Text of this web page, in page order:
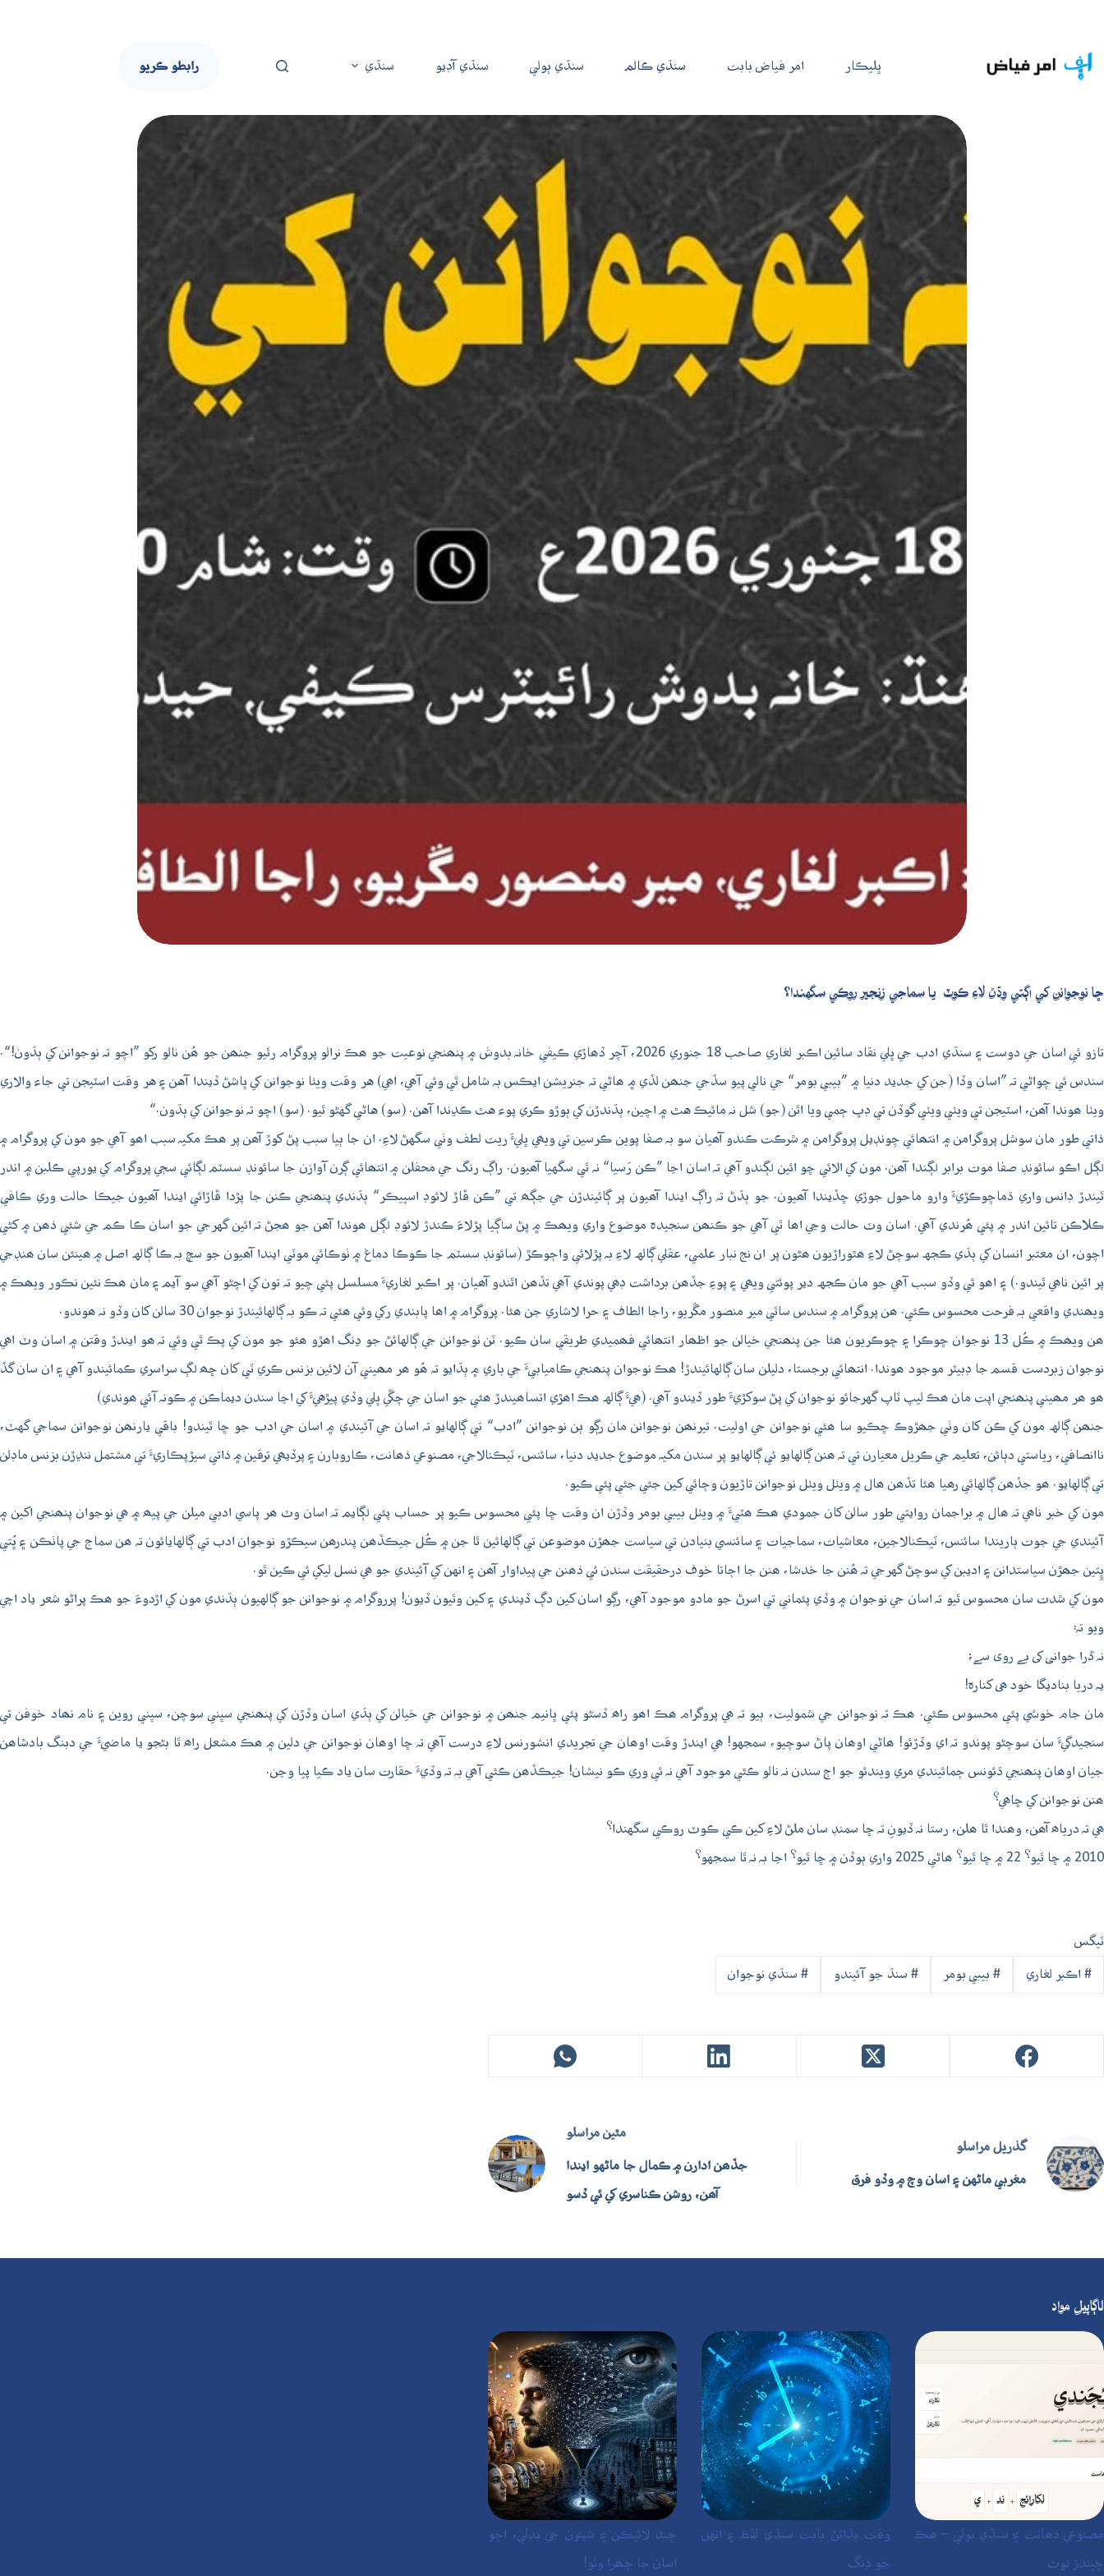
content
ڀليڪار امر فياض بابت سنڌي ڪالم سنڌي ٻولي سنڌي آڊيو سنڌي رابطو ڪريو
ڇا نوجوانن کي اڳتي وڌڻ لاءِ ڪوٽ يا سماجي زنجير روڪي سگهندا؟
تازو ئي اسان جي دوست ۽ سنڌي ادب جي ڀلي نقاد سائين اڪبر لغاري صاحب 18 جنوري 2026، آچر ڏھاڙي ڪيفي خانہ بدوش ۾ پنھنجي نوعيت جو ھڪ نرالو پروگرام رٿيو جنھن جو ھُن نالو رکو ”اچو تہ نوجوانن کي ٻڌون!“.
سندس ئي چواڻي تہ ”اسان وڏا (جن کي جديد دنيا ۾ ”بيبي بومر“ جي نالي پيو سڏجي جنھن لڏي ۾ ھاڻي تہ جنريشن ايڪس بہ شامل ٿي وئي آھي، اھي) هر وقت ويٺا نوجوانن کي ڀاشڻ ڏيندا آهن ۽ هر وقت اسٽيجن تي جاء والاري
ويٺا ھوندا آھن، اسٽيجن تي ويٺي ويٺي گوڏن تي ڊڀ ڄمي ويا اٿن (جو) شل نہ مائيڪ هٿ ۾ اچين، ٻڌندڙن کي ٻوڙو ڪري پوء هٿ ڪڍندا آهن. (سو) هاڻي گهڻو ٿيو. (سو) اچو تہ نوجوانن کي ٻڌون.“
ذاتي طور مان سوشل پروگرامن ۾ انتھائي چونڊيل پروگرامن ۾ شرڪت ڪندو آھيان سو بہ صفا پوين ڪرسين تي ويھي ڀليءَ ريت لطف وٺي سگهڻ لاءِ. ان جا ٻيا سبب پڻ کوڙ آھن پر ھڪ مکيہ سبب اھو آھي جو مون کي پروگرام ۾
لڳل اڪو سائونڊ صفا موت برابر لڳندا آھن. مون کي الائي ڇو ائين لڳندو آھي تہ اسان اڃا ”ڪن رَسيا“ نہ ٿي سگهيا آھيون. راڳ رنگ جي محفلن ۾ انتھائي ڳرن آوازن جا سائونڊ سسٽم لڳائي سڄي پروگرام کي يورپي ڪلبن ۾ اندر
ٿيندڙ ڊانس واري ڌماچوڪڙيءَ وارو ماحول جوڙي ڇڏيندا آھيون. جو ٻڌڻ تہ راڳ ايندا آھيون پر ڳائيندڙن جي جڳھ تي ”ڪن ڦاڙ لائوڊ اسپيڪر“ ٻڌندي پنھنجي ڪنن جا پڙدا ڦاڙائي ايندا آھيون جيڪا حالت وري ڪافي
ڪلاڪن تائين اندر ۾ پئي ھُرندي آھي. اسان وٽ حالت وڃي اھا ٿي آھي جو ڪنھن سنجيدہ موضوع واري ويھڪ ۾ پڻ ساڳيا پڙلاءَ ڪندڙ لائوڊ لڳل ھوندا آھن جو ھجڻ تہ ائين گهرجي جو اسان ڪا ڪم جي شئي ذھن ۾ کڻي
اچون، ان معتبر انسان کي ٻڌي ڪجهہ سوچڻ لاءِ ھٿوراڙيون ھڻون پر ان نج نبار علمي، عقلي ڳالهہ لاءِ بہ پڙلائي واڄوڪڙ (سائونڊ سسٽم جا ڪوڪا دماغ ۾ ٺوڪائي موٽي ايندا آھيون جو سچ بہ ڪا ڳالهہ اصل ۾ ھينئن سان ھنڊجي
پر ائين ناھي ٿيندو.) ۽ اھو ئي وڏو سبب آھي جو مان ڪجهہ دير پوئتي ويھي ۽ پوءِ جڏھن برداشت ڊھي پوندي آھي تڏھن اٿندو آھيان. پر اڪبر لغاريءَ مسلسل پئي چيو تہ تون کي اچڻو آھي سو آيم ۽ مان ھڪ نئين نڪور ويھڪ ۾
ويھندي واقعي بہ فرحت محسوس ڪئي. ھن پروگرام ۾ سندس ساٿي مير منصور مڱريو، راجا الطاف ۽ حرا لاشاري جن ھئا. پروگرام ۾ اھا پابندي رکي وئي ھئي تہ ڪو بہ ڳالهائيندڙ نوجوان 30 سالن کان وڏو نہ ھوندو.
ھن ويھڪ ۾ ڪُل 13 نوجوان ڇوڪرا ۽ ڇوڪريون ھئا جن پنھنجي خيالن جو اظھار انتھائي فھميدي طريقي سان ڪيو. ٽن نوجوانن جي ڳالهائڻ جو ڍنگ اھڙو ھئو جو مون کي پڪ ٿي وئي تہ ھو ايندڙ وقتن ۾ اسان وٽ اھي
نوجوان زبردست قسم جا ڊبيٽر موجود ھوندا. انتھائي برجستا، دليلن سان ڳالهائيندڙ! ھڪ نوجوان پنھنجي ڪاميابيءَ جي باري ۾ ٻڌايو تہ ھُو ھر مھيني آن لائين بزنس ڪري ٽي کان ڇھ لڳ سراسري ڪمائيندو آھي ۽ ان سان گڏ
ھو ھر مھيني پنھنجي اپت مان ھڪ ليپ ٽاپ گهرجائو نوجوان کي پڻ سوکڙيءَ طور ڏيندو آھي. (ھيءَ ڳالهہ ھڪ اھڙي اتساھيندڙ ھئي جو اسان جي چڱي ڀلي وڏي پيڙهيءَ کي اڃا سندن ديماڪن ۾ ڪونہ آئي ھوندي)
جنھن ڳالهہ مون کي ڪن کان وٺي جھڙوڪ ڇڪيو سا ھئي نوجوانن جي اوليت. تيرنھن نوجوانن مان رڳو ٻن نوجوانن ”ادب“ تي ڳالهايو تہ اسان جي آئيندي ۾ اسان جي ادب جو ڇا ٿيندو! باقي يارنھن نوجوانن سماجي گهٽ،
ناانصافي، رياستي دٻائن، تعليم جي ڪريل معيارن تي تہ ھنن ڳالهايو ئي ڳالهايو پر سندن مکيہ موضوع جديد دنيا، سائنس، ٽيڪنالاجي، مصنوعي ذھانت، ڪاروبارن ۽ پرڏيھي ترقين ۾ ذاتي سيڙپڪاريءَ تي مشتمل ننڍڙن بزنس ماڊلن
تي ڳالهايو. ھو جڏھن ڳالهائي رھيا ھئا تڏھن ھال ۾ ويٺل ويٺل نوجوانن تاڙيون وڄائي کين جئي جئي پئي ڪيو.
مون کي خبر ناھي تہ ھال ۾ براجمان روايتي طور سالن کان جمودي ھڪ ھٽيءَ ۾ ويٺل بيبي بومر وڏڙن ان وقت ڇا پئي محسوس ڪيو پر حساب پئي لڳايم تہ اسان وٽ ھر پاسي ادبي ميلن جي پيھ ۾ ھي نوجوان پنھنجي اکين ۾
آئيندي جي جوت ٻاريندا سائنس، ٽيڪنالاجين، معاشيات، سماجيات ۽ سائنسي بنيادن تي سياست جھڙن موضوعن تي ڳالهائين ٿا جن ۾ ڪُل جيڪڏھن پندرھن سيڪڙو نوجوان ادب تي ڳالهايائون تہ ھن سماج جي پاٺڪن ۽ ڀُتي
ڀِتين جھڙن سياستدانن ۽ اديبن کي سوچڻ گهرجي تہ ھُنن جا خدشا، ھنن جا اڄاتا خوف درحقيقت سندن ئي ذھنن جي پيداوار آھن ۽ انهن کي آئيندي جو ھي نسل ليکي ئي ڪين ٿو.
مون کي شدت سان محسوس ٿيو تہ اسان جي نوجوان ۾ وڏي پئماني تي اسرڻ جو مادو موجود آھي، رڳو اسان کين دڳ ڏيندي ۽ کين وٿيون ڏيون! پرروگرام ۾ نوجوانن جو ڳالهيون ٻڌندي مون کي اڙدوءَ جو ھڪ پراڻو شعر ياد اچي
ويو تہ:
نہ ڈرا جوانی کی بے روی سے؛
یہ دریا بنادیگا خود ہی کنارہ!
مان جام خوشي پئي محسوس ڪئي. ھڪ تہ نوجوانن جي شموليت، ٻيو تہ ھي پروگرام ھڪ اھو راھ ڏسڻو پئي ڀانيم جنھن ۾ نوجوانن جي خيالن کي ٻڌي اسان وڏڙن کي پنھنجي سڀني سوچن، سڀني روين ۽ نام نھاد خوفن تي
سنجيدگيءَ سان سوچڻو پوندو تہ اي وڏڙئو! ھاڻي اوھان پاڻ سوچيو، سمجهو! ھي ايندڙ وقت اوھان جي تجريدي انشورنس لاءِ درست آھي تہ ڇا اوھان نوجوانن جي دلين ۾ ھڪ مشعل راھ ٿا بڻجو يا ماضيءَ جي دبنگ بادشاھن
جيان اوھان پنھنجي ڌئونس ڄمائيندي مري ويندئو جو اڄ سندن نہ نالو ڪٿي موجود آھي نہ ئي وري ڪو نيشان! جيڪڏھن ڪٿي آھي بہ تہ وڏيءَ حقارت سان ياد ڪيا پيا وڃن.
ھنن نوجوانن کي ڇاھي؟
ھي تہ درياھ آھن، وھندا ٿا ھلن، رستا نہ ڏيونِ تہ ڇا سمنڊ سان ملڻ لاءِ کين ڪي ڪوٽ روڪي سگهندا؟
2010 ۾ ڇا ٿيو؟ 22 ۾ ڇا ٿيو؟ ھاڻي 2025 واري ٻوڏن ۾ ڇا ٿيو؟ اڃا بہ نہ ٿا سمجهو؟
ٽيگس
# اڪبر لغاري #بيبي بومر # سنڌ جو آئيندو # سنڌي نوجوان
گذريل مراسلو
مغربي ماڻهن ۽ اسان وچ ۾ وڏو فرق
مٿين مراسلو
جڏھن ادارن ۾ ڪمال جا ماڻهو ايندا
آھن، روشن ڪناسري کي ئي ڏسو
لاڳاپيل مواد
مصنوعي ذھانت ۽ سنڌي ٻولي – ھڪ
چڀندڙ نوٽ
وقت ٻڌائڻ بابت سنڌي لفظ ۽ انهن
جو ڍنگ
چند لائيڪن ۽ شيئرن جي بدلي، اچو
اسان جا چھرا وٺو!